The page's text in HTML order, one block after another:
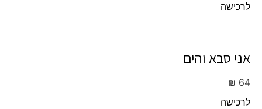
לרכישה
אני סבא והים
₪ 64
לרכישה